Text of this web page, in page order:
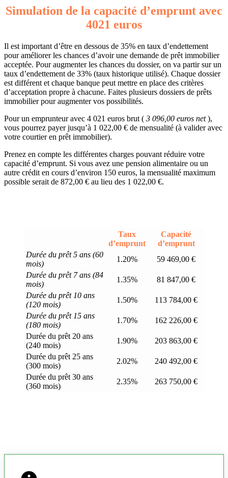
Simulation de la capacité d’emprunt avec
4021 euros
Il est important d’être en dessous de 35% en taux d’endettement
pour améliorer les chances d’avoir une demande de prêt immobilier
acceptée. Pour augmenter les chances du dossier, on va partir sur un
taux d’endettement de 33% (taux historique utilisé). Chaque dossier
est différent et chaque banque peut mettre en place des critères
d’acceptation propre à chacune. Faites plusieurs dossiers de prêts
immobilier pour augmenter vos possibilités.
Pour un emprunteur avec 4 021 euros brut ( 3 096,00 euros net),
vous pourrez payer jusqu’à 1 022,00 € de mensualité (à valider avec
votre courtier en prêt immobilier).
Prenez en compte les différentes charges pouvant réduire votre
capacité d’emprunt. Si vous avez une pension alimentaire ou un
autre crédit en cours d’environ 150 euros, la mensualité maximum
possible serait de 872,00 € au lieu des 1 022,00 €.
Taux
d’emprunt
Capacité
d’emprunt
Durée du prêt 5 ans (60
mois)
1.20%
59 469,00 €
Durée du prêt 7 ans (84
mois)
1.35%
81 847,00 €
Durée du prêt 10 ans
(120 mois)
1.50%
113 784,00 €
Durée du prêt 15 ans
(180 mois)
1.70%
162 226,00 €
Durée du prêt 20 ans
(240 mois)
1.90%
203 863,00 €
Durée du prêt 25 ans
(300 mois)
2.02%
240 492,00 €
Durée du prêt 30 ans
(360 mois)
2.35% 263 750,00 €